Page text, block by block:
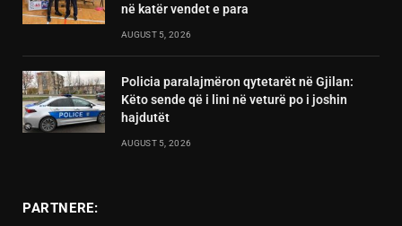
në katër vendet e para
AUGUST 5, 2026
Policia paralajmëron qytetarët në Gjilan:
Këto sende që i lini në veturë po i joshin
hajdutët
AUGUST 5, 2026
PARTNERE: